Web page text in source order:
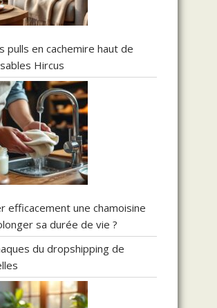
pulls en cachemire haut de
Hircus
efficacement une chamoisine
sa durée de vie ?
du dropshipping de